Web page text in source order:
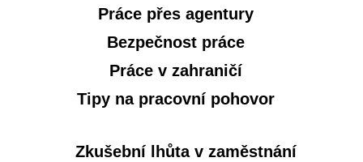
Práce přes agentury
Bezpečnost práce
Práce v zahraničí
Tipy na pracovní pohovor
Zkušební lhůta v zaměstnání